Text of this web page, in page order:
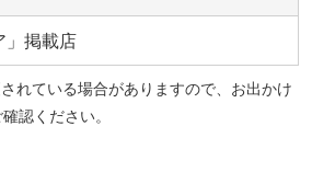
」掲載店
れている場合がありますので、お出かけ
認ください。